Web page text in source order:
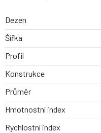
Dezen
Šířka
Profil
Konstrukce
Průměr
Hmotnostní index
Rychlostní index